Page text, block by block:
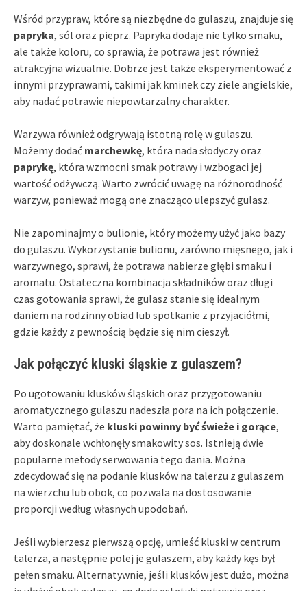
Wśród przypraw, które są niezbędne do gulaszu, znajduje się
papryka, sól oraz pieprz. Papryka dodaje nie tylko smaku,
ale także koloru, co sprawia, że potrawa jest również
atrakcyjna wizualnie. Dobrze jest także eksperymentować z
innymi przyprawami, takimi jak kminek czy ziele angielskie,
aby nadać potrawie niepowtarzalny charakter.
Warzywa również odgrywają istotną rolę w gulaszu.
Możemy dodać marchewkę, która nada słodyczy oraz
paprykę, która wzmocni smak potrawy i wzbogaci jej
wartość odżywczą. Warto zwrócić uwagę na różnorodność
warzyw, ponieważ mogą one znacząco ulepszyć gulasz.
Nie zapominajmy o bulionie, który możemy użyć jako bazy
do gulaszu. Wykorzystanie bulionu, zarówno mięsnego, jak i
warzywnego, sprawi, że potrawa nabierze głębi smaku i
aromatu. Ostateczna kombinacja składników oraz długi
czas gotowania sprawi, że gulasz stanie się idealnym
daniem na rodzinny obiad lub spotkanie z przyjaciółmi,
gdzie każdy z pewnością będzie się nim cieszył.
Jak połączyć kluski śląskie z gulaszem?
Po ugotowaniu klusków śląskich oraz przygotowaniu
aromatycznego gulaszu nadeszła pora na ich połączenie.
Warto pamiętać, że kluski powinny być świeże i gorące,
aby doskonale wchłonęły smakowity sos. Istnieją dwie
popularne metody serwowania tego dania. Można
zdecydować się na podanie klusków na talerzu z gulaszem
na wierzchu lub obok, co pozwala na dostosowanie
proporcji według własnych upodobań.
Jeśli wybierzesz pierwszą opcję, umieść kluski w centrum
talerza, a następnie polej je gulaszem, aby każdy kęs był
pełen smaku. Alternatywnie, jeśli klusków jest dużo, można